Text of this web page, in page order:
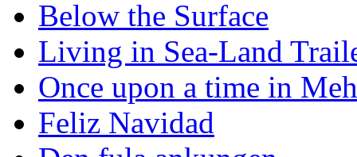
Below the Surface
Living in Sea-Land
Once upon a time in
Feliz Navidad